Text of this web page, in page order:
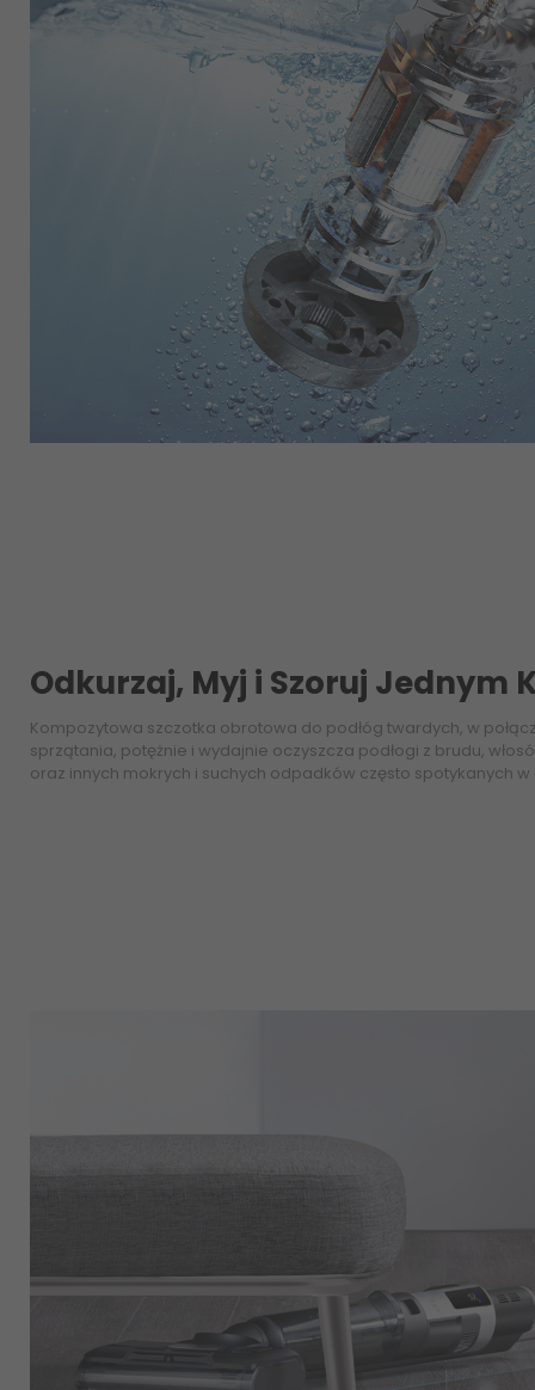
Odkurzaj, Myj i Szoruj Jednym
Kompozytowa szczotka obrotowa do podłóg twardych, w
sprzątania, potężnie i wydajnie oczyszcza podłogi z brudu,
oraz innych mokrych i suchych odpadków często spotykanych